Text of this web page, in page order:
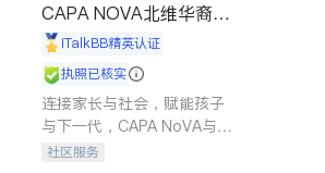
CAPA NOVA北维华裔家
长会iTalkBB精英认证
执照已核实
连接家长与社会，赋能孩子
与下一代，CAPA NoVA与您
携手建设包容、公平、充满
社区服务